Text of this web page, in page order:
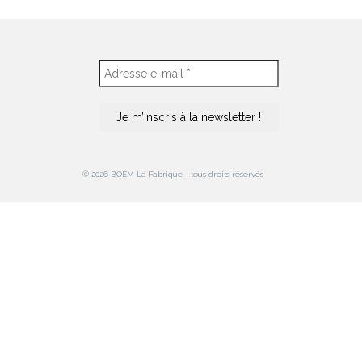
© 2026 BOËM La Fabrique - tous droits réservés